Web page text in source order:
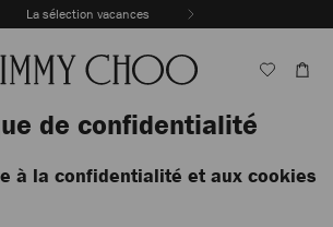
La sélection vacances
de confidentialité
à la confidentialité et aux cookies